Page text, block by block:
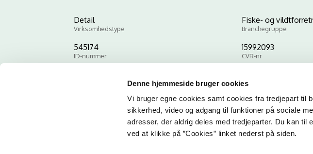
Denne hjemmeside bruger cookies
Vi bruger egne cookies samt cookies fra tredjepart til
sikkerhed, video og adgang til funktioner på sociale
adresser, der aldrig deles med tredjeparter. Du kan
ved at klikke på ”Cookies” linket nederst på siden.
Detail
Virksomhedstype
Fiske- og
Branchegruppe
545174
ID-nummer
15992093
CVR-nr
Kopier link til at